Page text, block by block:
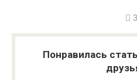
3
Понравилась